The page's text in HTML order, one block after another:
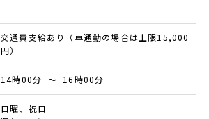
交通費支給あり（車通勤の場合は上限15,000
円）
14時00分 ～ 16時00分
日曜、祝日